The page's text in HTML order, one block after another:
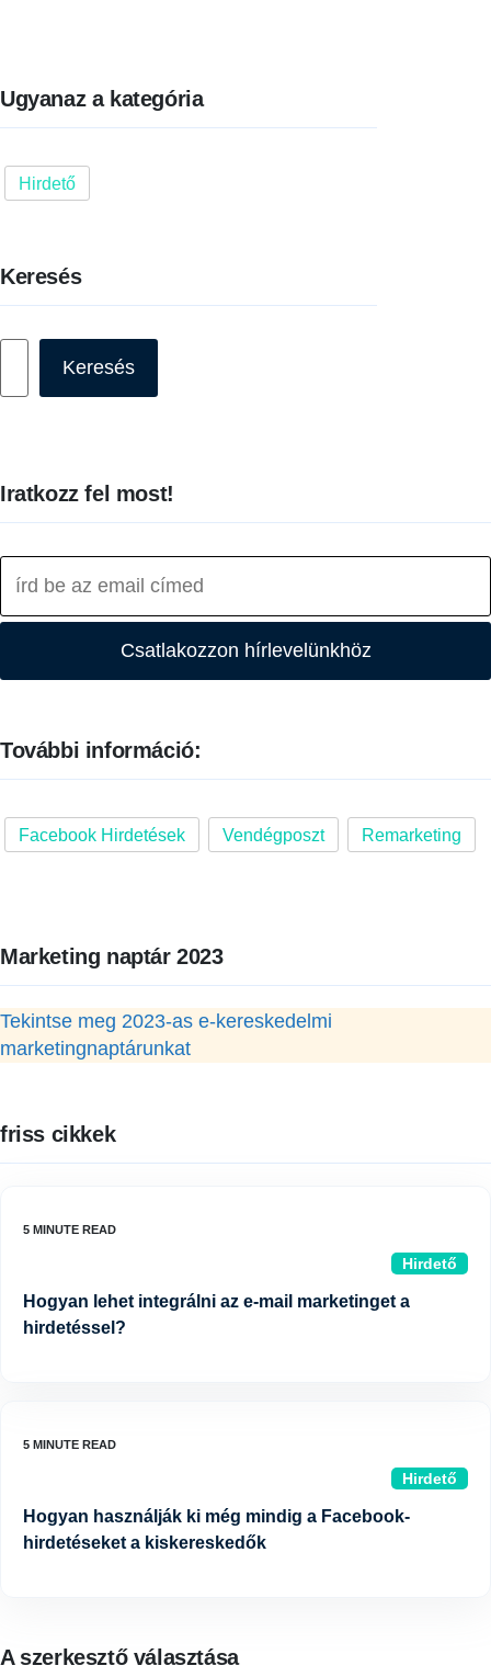
Ugyanaz a kategória
Hirdető
Keresés
Keresés
Iratkozz fel most!
Csatlakozzon hírlevelünkhöz
További információ:
Facebook Hirdetések Vendégposzt Remarketing
Marketing naptár 2023
Tekintse meg 2023-as e-kereskedelmi
marketingnaptárunkat
friss cikkek
Hirdető
Hogyan lehet integrálni az e-mail marketinget a
hirdetéssel?
Hirdető
Hogyan használják ki még mindig a Facebook-
hirdetéseket a kiskereskedők
A szerkesztő választása